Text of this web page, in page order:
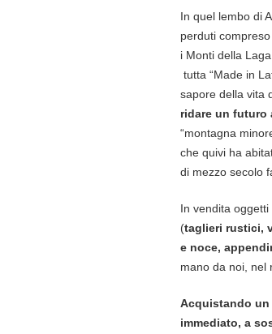
In quel lembo di
perduti
i Monti della
tutta “Made in
sapore della vita
ridare un futuro
“montagna
che quivi ha
di mezzo secolo
In vendita
(taglieri rustici,
e noce,
mano da noi, nel
Acquistando
immediato, a